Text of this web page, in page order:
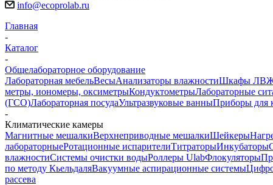
info@ecoprolab.ru
Главная
-
Каталог
-
Общелабораторное оборудование
Лабораторная мебельВесыАнализаторы влажностиШкафы
метры, иономеры, оксиметрыКондуктометрыЛабораторные
(ГСО)Лабораторная посудаУльтразвуковые ванныПриборы для
-
Климатические камеры
Магнитные мешалкиВерхнеприводные мешалкиШейкеры
лабораторныеРотационные испарителиТитраторыИнкубаторы
влажностиСистемы очистки водыРоллеры UlabФлокуляторы
по методу КьельдаляВакуумные аспирационные системы
рассева